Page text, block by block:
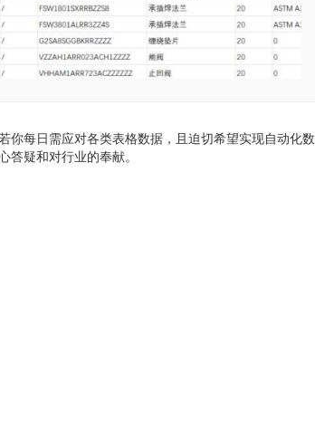
你每日需应对各类表格数据，且迫切希望实现自动化数
疑和对行业的奉献。